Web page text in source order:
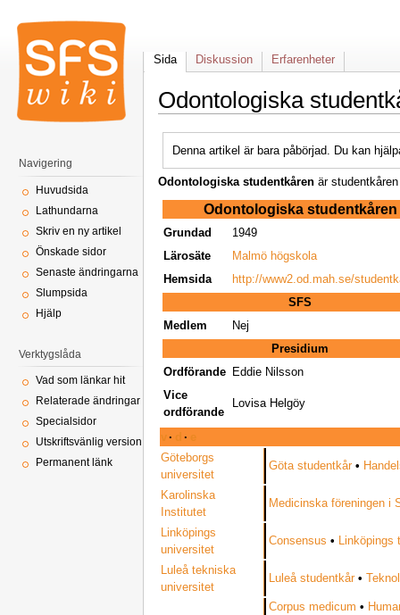
Odontologiska
Denna artikel är bara påbörjad. Du kan
Odontologiska studentkåren är
Odontologiska studentkåren
Grundad
1949
Lärosäte
Malmö högskola
Hemsida
http://www2.od.mah.se/
SFS
Medlem
Nej
Presidium
Ordförande Eddie Nilsson
Vice
ordförande
Lovisa Helgöy
· ·
Göteborgs
universitet
Göta studentkår •
Karolinska
Institutet
Medicinska föreningen i
Linköpings
universitet
Consensus • Linköpings
Luleå tekniska
universitet
Luleå studentkår •
Corpus medicum •
Sida Diskussion Erfarenheter
Navigering
Huvudsida
Lathundarna
Skriv en ny artikel
Önskade sidor
Senaste ändringarna
Slumpsida
Hjälp
Verktygslåda
Vad som länkar hit
Relaterade ändringar
Specialsidor
Utskriftsvänlig version
Permanent länk